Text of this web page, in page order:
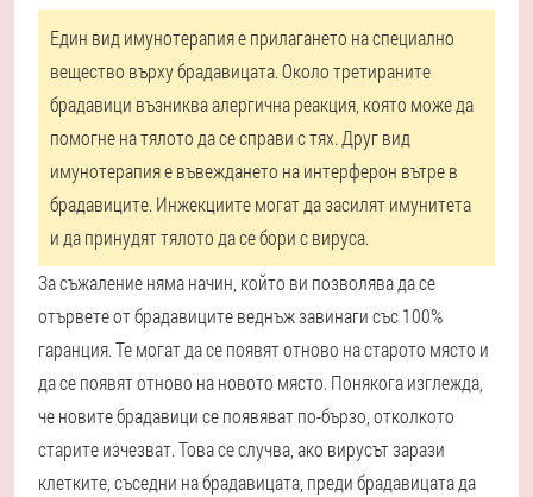
Един вид имунотерапия е прилагането на специално
вещество върху брадавицата. Около третираните
брадавици възниква алергична реакция, която може да
помогне на тялото да се справи с тях. Друг вид
имунотерапия е въвеждането на интерферон вътре в
брадавиците. Инжекциите могат да засилят имунитета
и да принудят тялото да се бори с вируса.
За съжаление няма начин, който ви позволява да се
отървете от брадавиците веднъж завинаги със 100%
гаранция. Те могат да се появят отново на старото място и
да се появят отново на новото място. Понякога изглежда,
че новите брадавици се появяват по-бързо, отколкото
старите изчезват. Това се случва, ако вирусът зарази
клетките, съседни на брадавицата, преди брадавицата да